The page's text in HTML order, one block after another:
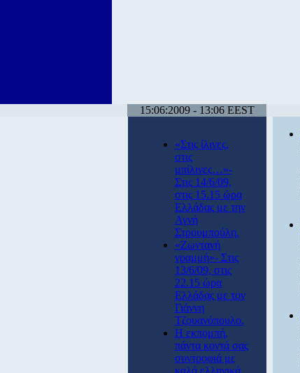
15:06:2009 - 13:06 EEST
«Στις ίλινες,
στις
μπίλινες…»-
Στις 14/6/09,
στις 15.15 ώρα
Ελλάδας με την
Αγνή
Στρουμπούλη.
«Ζωντανή
γραμμή»- Στις
13/6/09, στις
22.15 ώρα
Ελλάδας με τον
Γιάννη
Τζουανόπουλο.
Η εκπομπή,
πάντα κοντά σας
συντροφιά με
καλά ελληνικά